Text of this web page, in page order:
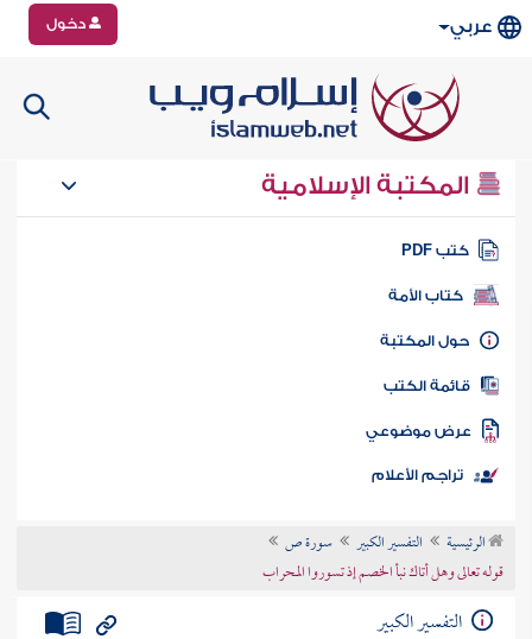
عربي دخول
المكتبة الإسلامية
كتب PDF
كتاب الأمة
المكتبة
الكتب
موضوعي
تراجم الأعلام
الرئيسية التفسير الكبير
سورة ص
قوله تعالى وهل أتاك نبأ الخصم إذ تسوروا المحراب
التفسير الكبير